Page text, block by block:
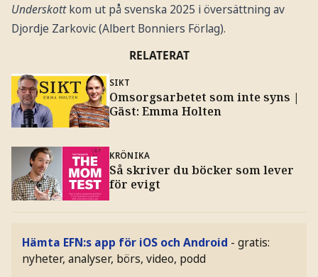
Underskottkom ut på svenska 2025 i översättning av
Djordje Zarkovic (Albert Bonniers Förlag).
RELATERAT
SIKT
Omsorgsarbetet som inte syns |
Gäst: Emma Holten
KRÖNIKA
Så skriver du böcker som lever
för evigt
Hämta EFN:s app för iOS och Android - gratis:
nyheter, analyser, börs, video, podd